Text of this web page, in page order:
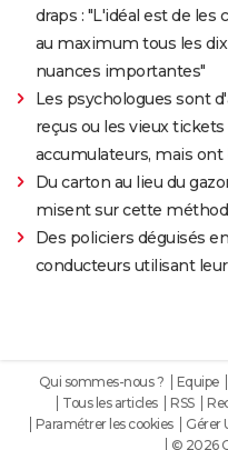
draps : "L'idéal est de les
au maximum tous les
nuances importantes"
Les psychologues sont
reçus ou les vieux
accumulateurs, mais
Du carton au lieu du
misent sur cette
Des policiers déguisés
conducteurs utilisant
Qui sommes-nous ? Equipe
Tous les articles
RSS
Paramétrer les cookies
Gérer
© 2026